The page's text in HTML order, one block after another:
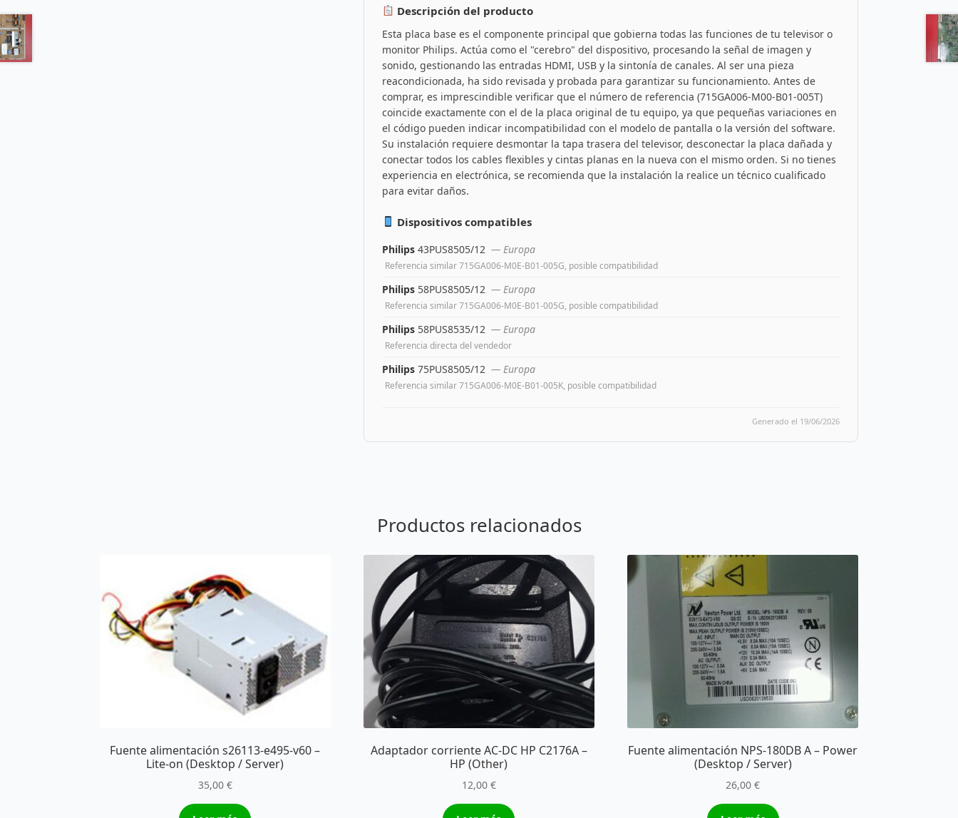
Descripción del producto
Esta placa base es el componente principal que gobierna todas las funciones de tu televisor o
monitor Philips. Actúa como el "cerebro" del dispositivo, procesando la señal de imagen y
sonido, gestionando las entradas HDMI, USB y la sintonía de canales. Al ser una pieza
reacondicionada, ha sido revisada y probada para garantizar su funcionamiento. Antes de
comprar, es imprescindible verificar que el número de referencia (715GA006-M00-B01-005T)
coincide exactamente con el de la placa original de tu equipo, ya que pequeñas variaciones en
el código pueden indicar incompatibilidad con el modelo de pantalla o la versión del software.
Su instalación requiere desmontar la tapa trasera del televisor, desconectar la placa dañada y
conectar todos los cables flexibles y cintas planas en la nueva con el mismo orden. Si no tienes
experiencia en electrónica, se recomienda que la instalación la realice un técnico cualificado
para evitar daños.
Dispositivos compatibles
Philips 43PUS8505/12 — Europa
Referencia similar 715GA006-M0E-B01-005G, posible compatibilidad
Philips 58PUS8505/12 — Europa
Referencia similar 715GA006-M0E-B01-005G, posible compatibilidad
Philips 58PUS8535/12 — Europa
Referencia directa del vendedor
Philips 75PUS8505/12 — Europa
Referencia similar 715GA006-M0E-B01-005K, posible compatibilidad
Generado el 19/06/2026
Productos relacionados
Fuente alimentación s26113-e495-v60 –
Lite-on (Desktop / Server)
35,00 €
Adaptador corriente AC-DC HP C2176A –
HP (Other)
12,00 €
Fuente alimentación NPS-180DB A – Power
(Desktop / Server)
26,00€